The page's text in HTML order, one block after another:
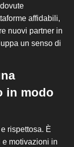
affidabili,
nuovi partner in
un senso di
in modo
rispettosa. È
e motivazioni in